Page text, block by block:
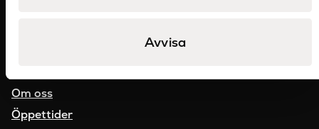
Avvisa
Om oss
Öppettider